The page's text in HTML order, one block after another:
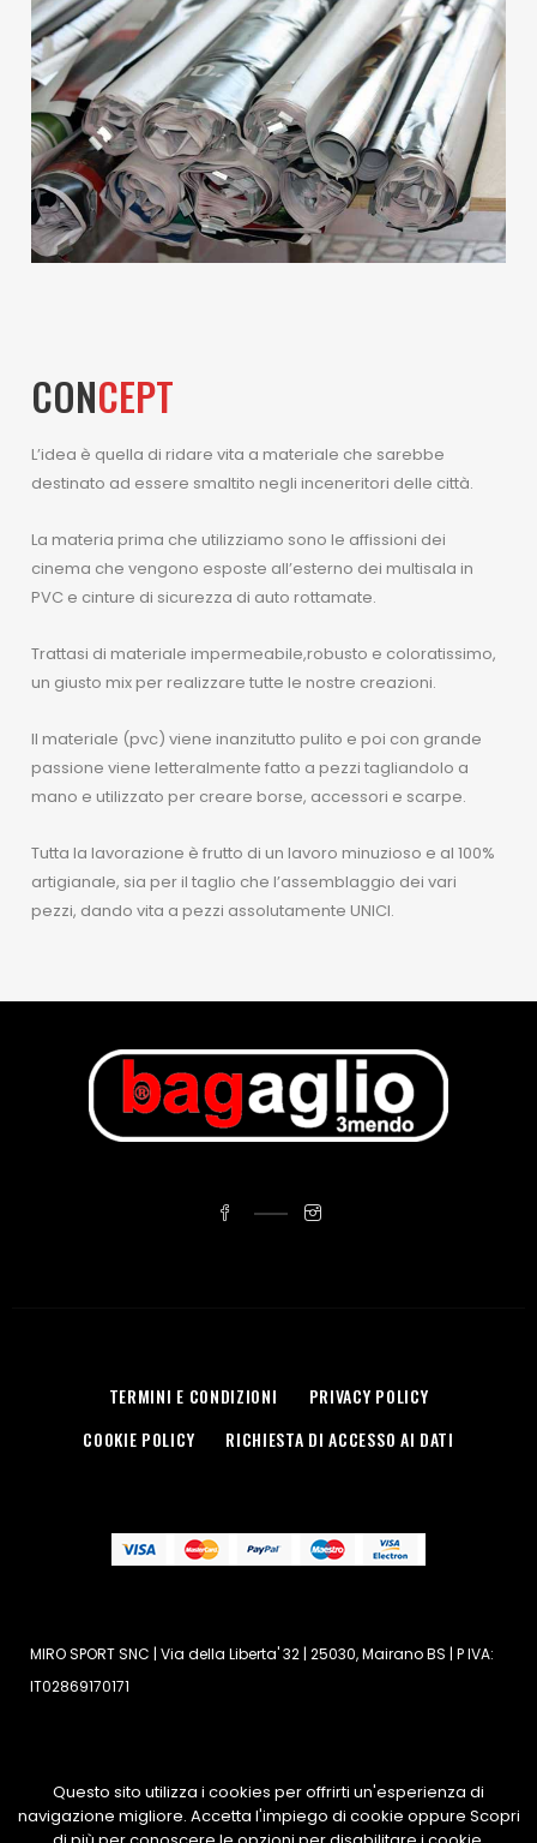
CONCEPT
L’idea è quella di ridare vita a materiale che sarebbe
destinato ad essere smaltito negli inceneritori delle città.
La materia prima che utilizziamo sono le affissioni dei
cinema che vengono esposte all’esterno dei multisala in
PVC e cinture di sicurezza di auto rottamate.
Trattasi di materiale impermeabile,robusto e coloratissimo,
un giusto mix per realizzare tutte le nostre creazioni.
Il materiale (pvc) viene inanzitutto pulito e poi con grande
passione viene letteralmente fatto a pezzi tagliandolo a
mano e utilizzato per creare borse, accessori e scarpe.
Tutta la lavorazione è frutto di un lavoro minuzioso e al 100%
artigianale, sia per il taglio che l’assemblaggio dei vari
pezzi, dando vita a pezzi assolutamente UNICI.
TERMINI E CONDIZIONI
PRIVACY POLICY
COOKIE POLICY
RICHIESTA DI ACCESSO AI DATI
MIRO SPORT SNC | Via della Liberta' 32 | 25030, Mairano BS | P IVA:
IT02869170171
Copyright 2018 | Powered By Matteo Alberti | All Rights
Reserved
Questo sito utilizza i cookies per offrirti un'esperienza di
navigazione migliore. Accetta l'impiego di cookie oppure Scopri